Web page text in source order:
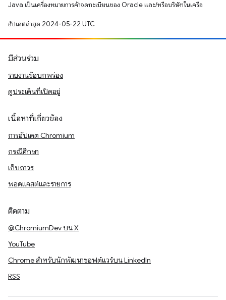
Java เป็นเครื่องหมายการค้าจดทะเบียนของ Oracle และ/หรือบริษัทในเครือ
อัปเดตล่าสุด 2024-05-22 UTC
มีส่วนร่วม
รายงานข้อบกพร่อง
ดูประเด็นที่เปิดอยู่
เนื้อหาที่เกี่ยวข้อง
การอัปเดต Chromium
กรณีศึกษา
เก็บถาวร
พอดแคสต์และรายการ
ติดตาม
@ChromiumDev บน X
YouTube
Chrome สำหรับนักพัฒนาซอฟต์แวร์บน LinkedIn
RSS